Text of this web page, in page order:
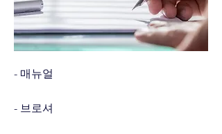
- 매뉴얼
- 브로셔